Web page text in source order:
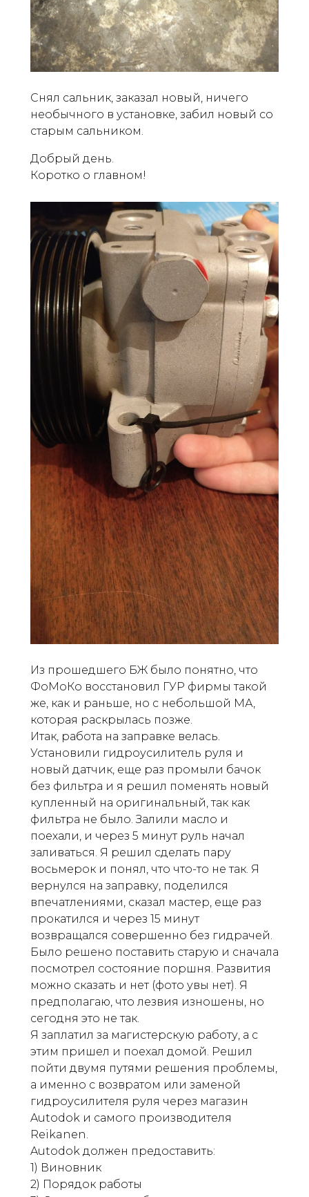
Снял сальник, заказал новый, ничего
необычного в установке, забил новый со
старым сальником.
Добрый день.
Коротко о главном!
Из прошедшего БЖ было понятно, что
ФоМоКо восстановил ГУР фирмы такой
же, как и раньше, но с небольшой МА,
которая раскрылась позже.
Итак, работа на заправке велась.
Установили гидроусилитель руля и
новый датчик, еще раз промыли бачок
без фильтра и я решил поменять новый
купленный на оригинальный, так как
фильтра не было. Залили масло и
поехали, и через 5 минут руль начал
заливаться. Я решил сделать пару
восьмерок и понял, что что-то не так. Я
вернулся на заправку, поделился
впечатлениями, сказал мастер, еще раз
прокатился и через 15 минут
возвращался совершенно без гидрачей.
Было решено поставить старую и сначала
посмотрел состояние поршня. Развития
можно сказать и нет (фото увы нет). Я
предполагаю, что лезвия изношены, но
сегодня это не так.
Я заплатил за магистерскую работу, а с
этим пришел и поехал домой. Решил
пойти двумя путями решения проблемы,
а именно с возвратом или заменой
гидроусилителя руля через магазин
Autodok и самого производителя
Reikanen.
Autodok должен предоставить:
1) Виновник
2) Порядок работы